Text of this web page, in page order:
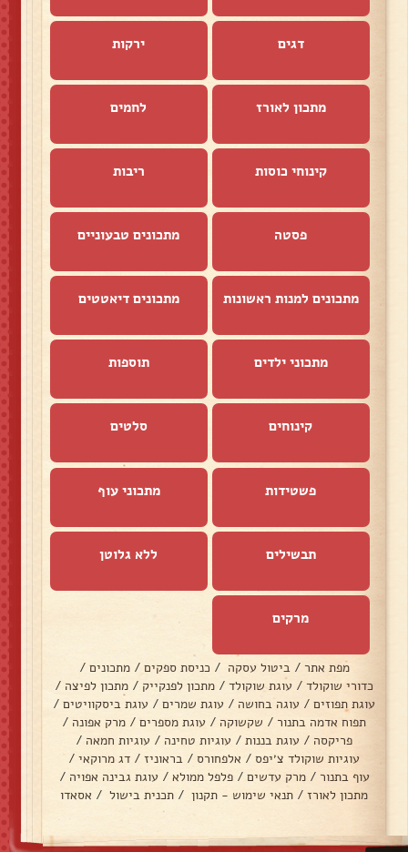
דגים ירקות
מתכון לאורז לחמים
קינוחי כוסות ריבות
פסטה מתכונים טבעוניים
מתכונים למנות ראשונות מתכונים דיאטטים
מתכוני ילדים תוספות
קינוחים סלטים
פשטידות מתכוני עוף
תבשילים ללא גלוטן
מרקים
מפת אתר / ביטול עסקה / כניסת ספקים / מתכונים /
כדורי שוקולד / עוגת שוקולד / מתכון לפנקייק / מתכון לפיצה /
עוגת תפוזים / עוגה בחושה / עוגת שמרים / עוגת ביסקוויטים /
תפוח אדמה בתנור / שקשוקה / עוגת מספרים / מרק אפונה /
פריקסה / עוגת בננות / עוגיות טחינה / עוגיות חמאה /
עוגיות שוקולד צ׳יפס / אלפחורס / בראוניז / דג מרוקאי /
עוף בתנור / מרק עדשים / פלפל ממולא / עוגת גבינה אפויה /
מתכון לאורז / תנאי שימוש - תקנון / תכנית בישול / אסאדו